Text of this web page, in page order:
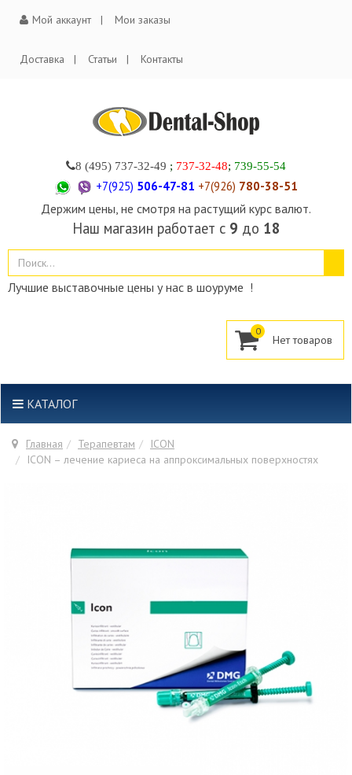
Мой аккаунт Мои заказы
Доставка Статьи Контакты
8 (495) 737-32-49 ; 737-32-48; 739-55-54
+7(925) 506-47-81 +7(926) 780-38-51
Держим цены, не смотря на растущий курс валют.
Наш магазин работает с 9 до 18
Лучшие выставочные цены у нас в шоуруме !
0
КАТАЛОГ
Главная Терапевтам
ICON
ICON – лечение кариеса на аппроксимальных поверхностях